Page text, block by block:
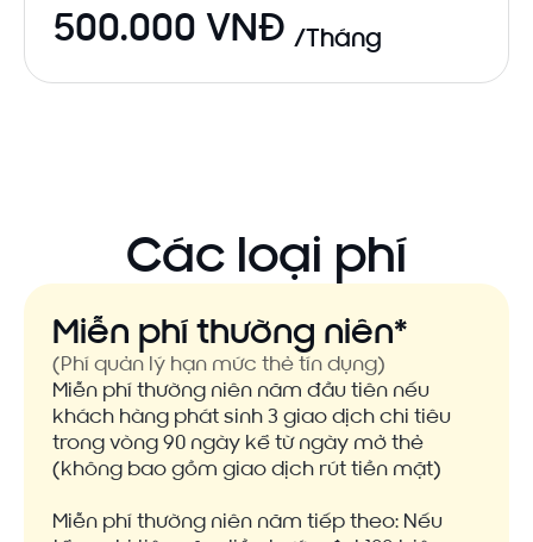
500.000 VNĐ /Tháng
Các loại phí
Miễn phí thường niên*
(Phí quản lý hạn mức thẻ tín dụng)
Miễn phí thường niên năm đầu tiên nếu
khách hàng phát sinh 3 giao dịch chi tiêu
trong vòng 90 ngày kể từ ngày mở thẻ
(không bao gồm giao dịch rút tiền mặt)
Miễn phí thường niên năm tiếp theo: Nếu